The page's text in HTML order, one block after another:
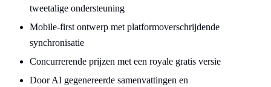
tweetalige ondersteuning
Mobile-first ontwerp met platformoverschrijdende
synchronisatie
Concurrerende prijzen met een royale gratis versie
Door AI gegenereerde samenvattingen en